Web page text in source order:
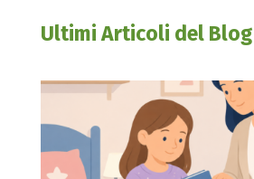
Ultimi Articoli del Blog